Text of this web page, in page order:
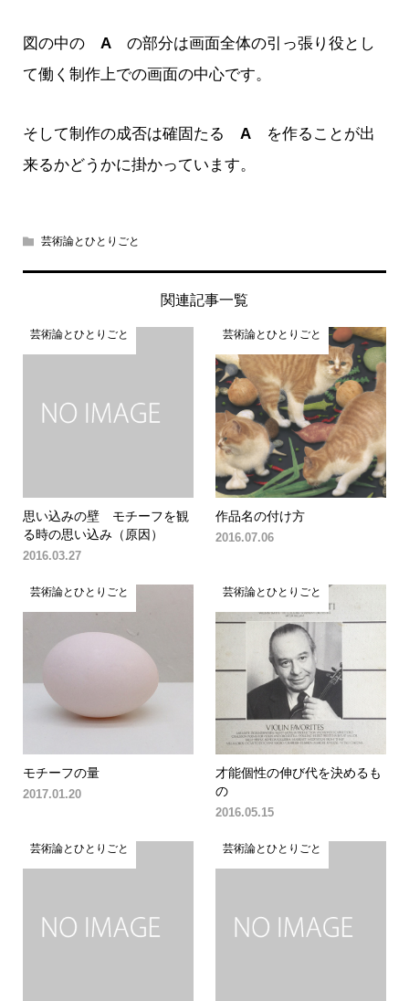
図の中の Aの部分は画面全体の引っ張り役とし
て働く制作上での画面の中心です。
そして制作の成否は確固たる Aを作ることが出
来るかどうかに掛かっています。
芸術論とひとりごと
関連記事一覧
芸術論とひとりごと
思い込みの壁 モチーフを観
る時の思い込み（原因）
2016.03.27
芸術論とひとりごと
作品名の付け方
2016.07.06
芸術論とひとりごと
モチーフの量
2017.01.20
芸術論とひとりごと
才能個性の伸び代を決めるも
の
2016.05.15
芸術論とひとりごと 芸術論とひとりごと